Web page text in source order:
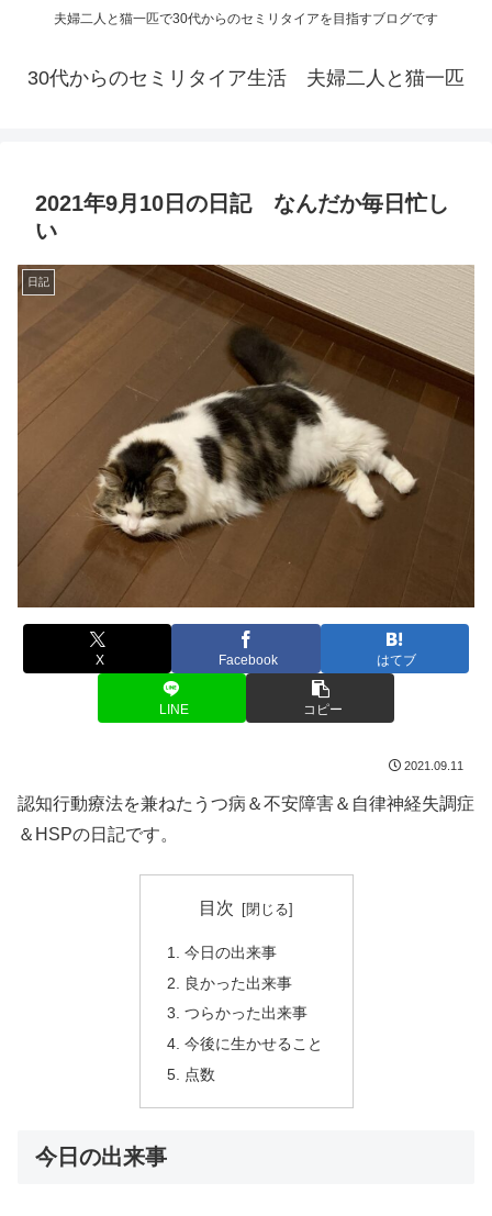
夫婦二人と猫一匹で30代からのセミリタイアを目指すブログです
30代からのセミリタイア生活 夫婦二人と猫一匹
2021年9月10日の日記 なんだか毎日忙し
い
日記
X Facebook はてブ
LINE コピー
2021.09.11
認知行動療法を兼ねたうつ病＆不安障害＆自律神経失調症
＆HSPの日記です。
目次
今日の出来事
良かった出来事
つらかった出来事
今後に生かせること
点数
今日の出来事